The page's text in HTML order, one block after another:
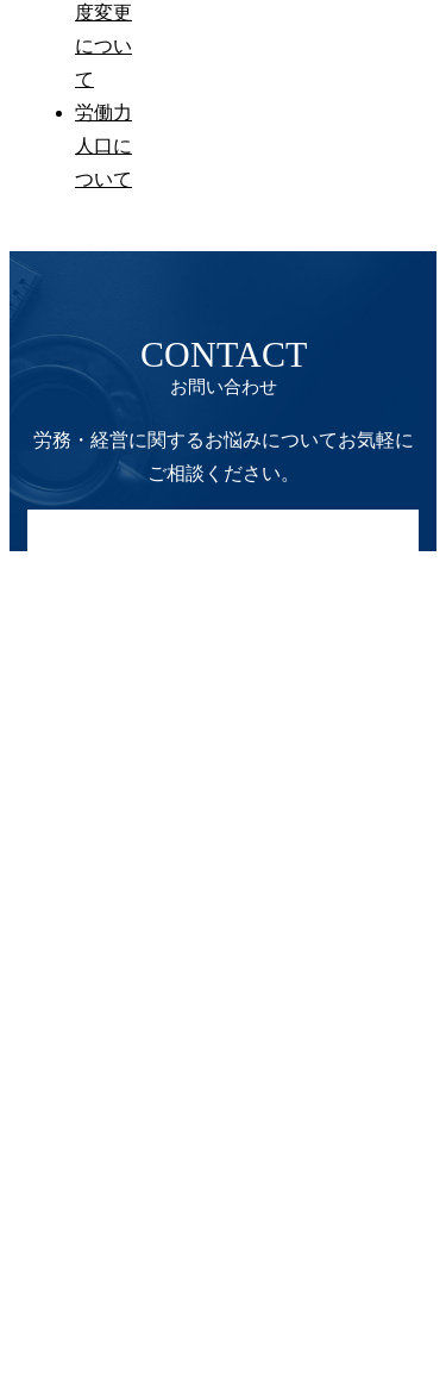
度変更
につい
て
労働力
人口に
ついて
CONTACT
お問い合わせ
労務・経営に関するお悩みについてお気軽に
ご相談ください。